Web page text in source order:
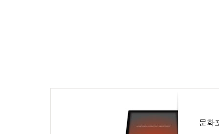
문화